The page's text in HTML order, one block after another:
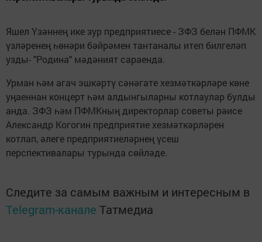
Яшел Үзәннең ике зур предприятиесе - ЗФЗ белән ПФМК
үзләренең һөнәри бәйрәмен тантаналы итеп билгеләп
узды- "Родина" мәдәният сараенда.
Урман һәм агач эшкәртү сәнәгате хезмәткәрләре көне
уңаеннан концерт һәм алдынгыларны котлаулар булды
анда. ЗФЗ һәм ПФМКның директорлар советы рәисе
Александр Когогин предприятие хезмәткәрләрен
котлап, әлеге предприятиеләрнең үсеш
перспективалары турында сөйләде.
Следите за самым важным и интересным в
Telegram-канале Татмедиа